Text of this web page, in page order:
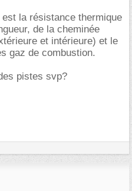
la résistance thermique
de la cheminée
et intérieure) et le
gaz de combustion.
pistes svp?